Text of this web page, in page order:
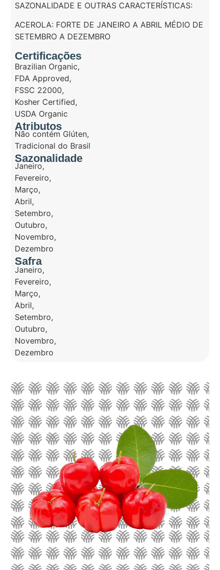
SAZONALIDADE E OUTRAS CARACTERÍSTICAS:
ACEROLA: FORTE DE JANEIRO A ABRIL MÉDIO DE
SETEMBRO A DEZEMBRO
Certificações
Brazilian Organic,
FDA Approved,
FSSC 22000,
Kosher Certified,
USDA Organic
Atributos
Não contém Glúten,
Tradicional do Brasil
Sazonalidade
Janeiro,
Fevereiro,
Março,
Abril,
Setembro,
Outubro,
Novembro,
Dezembro
Safra
Janeiro,
Fevereiro,
Março,
Abril,
Setembro,
Outubro,
Novembro,
Dezembro